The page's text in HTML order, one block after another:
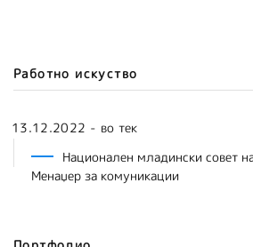
Работно искуство
13.12.2022 - во тек
Национален младински совет
Менаџер за комуникации